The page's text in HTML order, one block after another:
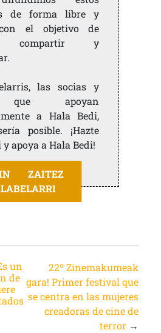
de forma libre y
el objetivo de
compartir y
las socias y
que apoyan
a Hala Bedi,
posible. ¡Hazte
apoya a Hala Bedi!
ZAITEZ
un
de
22º Zinemakumeak
gara! Primer festival que
se centra en las mujeres
creadoras de cine de
terror →